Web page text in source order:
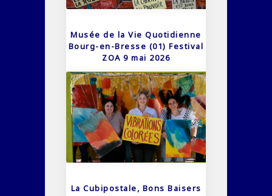
Musée de la Vie Quotidienne
Bourg-en-Bresse (01) Festival
ZOA 9 mai 2026
La Cubipostale, Bons Baisers